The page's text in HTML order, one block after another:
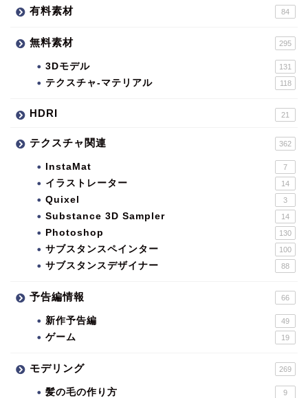
有料素材 84
無料素材 295
3Dモデル 131
テクスチャ-マテリアル 118
HDRI 21
テクスチャ関連 362
InstaMat 7
イラストレーター 14
Quixel 3
Substance 3D Sampler 14
Photoshop 130
サブスタンスペインター 100
サブスタンスデザイナー 88
予告編情報 66
新作予告編 49
ゲーム 19
モデリング 269
髪の毛の作り方 9